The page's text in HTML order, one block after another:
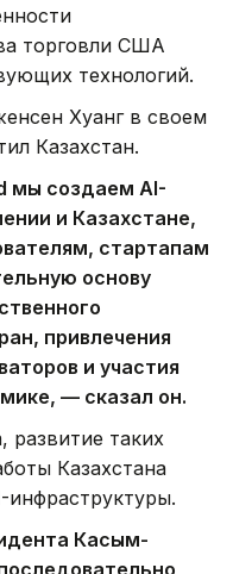
торговли США
технологий.
Хуанг в своем
Казахстан.
мы создаем AI-
и Казахстане,
стартапам
основу
привлечения
и участия
— сказал он.
таких
Казахстана
Касым-